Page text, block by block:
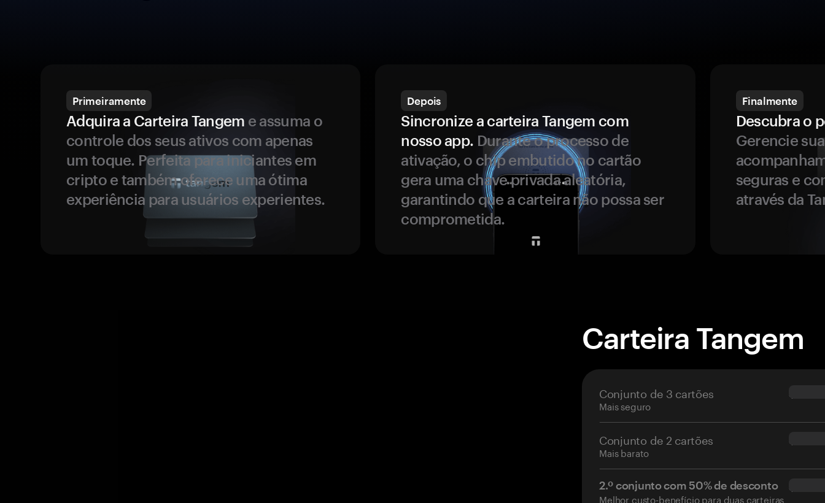
Primeiramente
Adquira a Carteira Tangem e assuma o
controle dos seus ativos com apenas
um toque. Perfeita para iniciantes em
cripto e também oferece uma ótima
experiência para usuários experientes.
Depois
Sincronize a carteira Tangem com
nosso app. Durante o processo de
ativação, o chip embutido no cartão
gera uma chave privada aleatória,
garantindo que a carteira não possa ser
comprometida.
Finalmente
Descubra o
Gerencie
seguras e
através da
Carteira Tangem
Conjunto de 3 cartões
Mais seguro
$69.90
Conjunto de 2 cartões
Mais barato
$54.90
2.º conjunto com 50% de desconto
Melhor custo-benefício para duas carteiras
$34.95